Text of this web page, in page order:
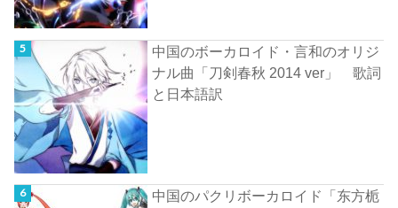
中国のボーカロイド・言和のオリジ
ナル曲「刀剣春秋 2014 ver」 歌詞
と日本語訳
中国のパクリボーカロイド「东方栀